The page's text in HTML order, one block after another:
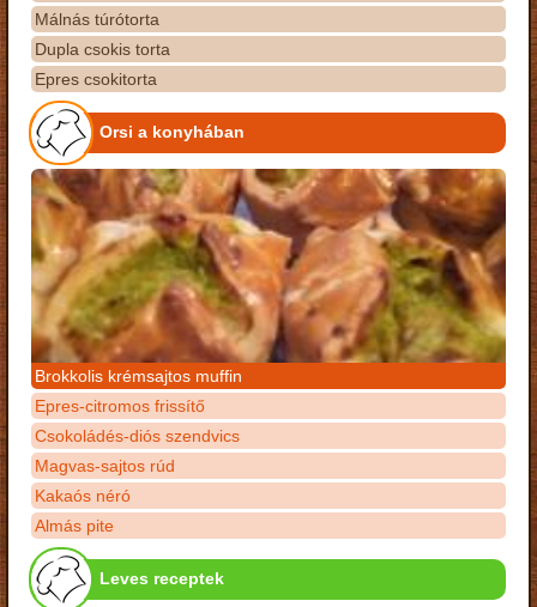
Málnás túrótorta
Dupla csokis torta
Epres csokitorta
Orsi a konyhában
Brokkolis krémsajtos muffin
Epres-citromos frissítő
Csokoládés-diós szendvics
Magvas-sajtos rúd
Kakaós néró
Almás pite
Leves receptek